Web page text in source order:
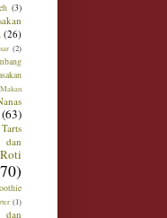
(3)
(26)
(2)
(63)
dan
Roti
(1)
dan